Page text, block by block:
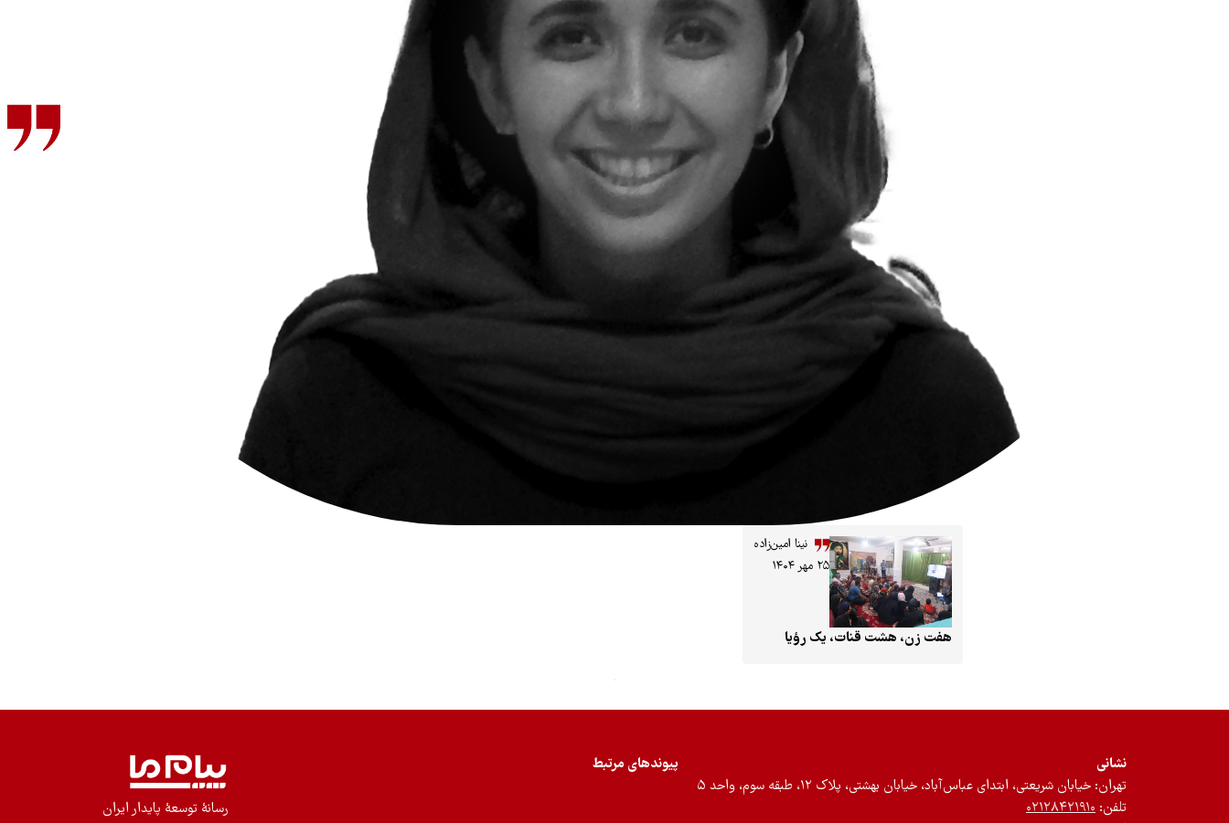
نینا امین‌زاده
۲۵ مهر ۱۴۰۴
هفت زن، هشت قنات، یک رؤیا
نشانی
تهران: خیابان شریعتی، ابتدای عباس‌آباد، خیابان بهشتی، پلاک ۱۲، طبقه سوم، واحد ۵
تلفن: ۰۲۱۲۸۴۲۱۹۱۰
پیوندهای مرتبط
رسانۀ توسعۀ پایدار ایران